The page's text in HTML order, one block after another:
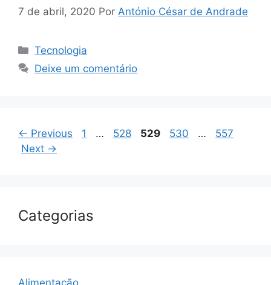
7 de abril, 2020 Por António César de Andrade
Categorias
Tecnologia
Deixe um comentário
← Previous Page
1 … Page
528 Page
529 Page
530 … Page
557
Next →
Categorias
Alimentação